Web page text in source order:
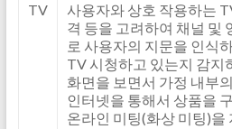
TV
사용자와 상호 작용하는
격 등을 고려하여 채널 및
로 사용자의 지문을 인식
TV 시청하고 있는지 감지
화면을 보면서 가정 내부
인터넷을 통해서 상품을
온라인 미팅(화상 미팅)을